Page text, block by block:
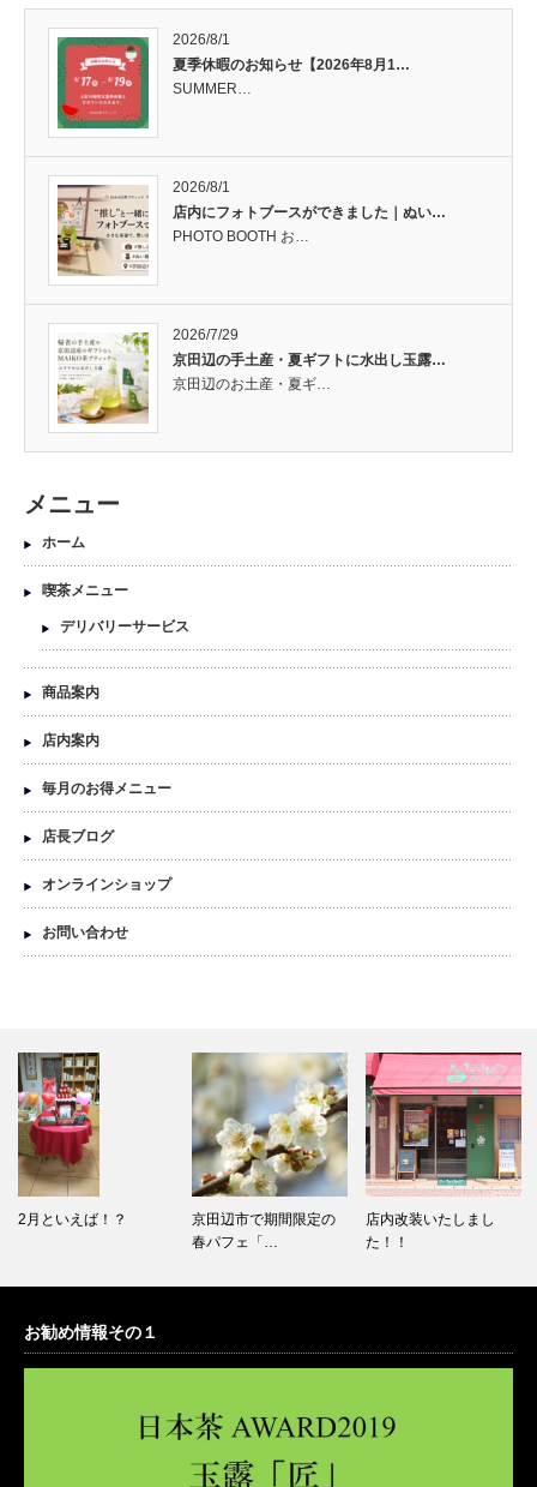
2026/8/1
夏季休暇のお知らせ【2026年8月1…
SUMMER…
2026/8/1
店内にフォトブースができました｜ぬい…
PHOTO BOOTH お…
2026/7/29
京田辺の手土産・夏ギフトに水出し玉露…
京田辺のお土産・夏ギ…
メニュー
ホーム
喫茶メニュー
デリバリーサービス
商品案内
店内案内
毎月のお得メニュー
店長ブログ
オンラインショップ
お問い合わせ
2月といえば！？
京田辺市で期間限定の
春パフェ「…
店内改装いたしまし
た！！
お勧め情報その１